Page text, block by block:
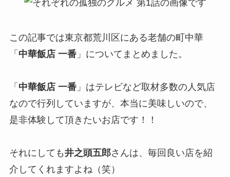
この記事では東京都荒川区にある老舗の町中華
「 中華飯店 一番」についてまとめました。
「 中華飯店 一番」はテレビなど取材多数の人気店
なので行列していますが、本当に美味しいので、
是非体験して頂きたいお店です！！
それにしても井之頭五郎さんは、毎回良い店を紹
介してくれますよね（笑）